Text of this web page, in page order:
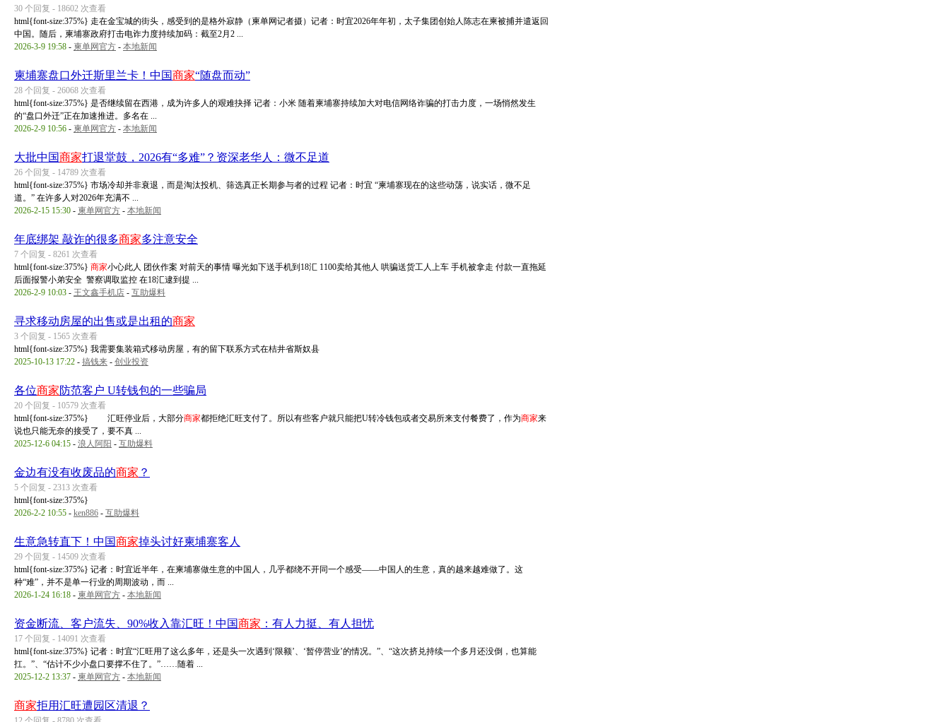
30 个回复 - 18602 次查看
html{font-size:375%} 走在金宝城的街头，感受到的是格外寂静（柬单网记者摄）记者：时宜2026年年初，太子集团创始人陈志在柬被捕并遣返回
中国。随后，柬埔寨政府打击电诈力度持续加码：截至2月2 ...
2026-3-9 19:58 - 柬单网官方 - 本地新闻
柬埔寨盘口外迁斯里兰卡！中国商家“随盘而动”
28 个回复 - 26068 次查看
html{font-size:375%} 是否继续留在西港，成为许多人的艰难抉择 记者：小米 随着柬埔寨持续加大对电信网络诈骗的打击力度，一场悄然发生
的“盘口外迁”正在加速推进。多名在 ...
2026-2-9 10:56 - 柬单网官方 - 本地新闻
大批中国商家打退堂鼓，2026有“多难”？资深老华人：微不足道
26 个回复 - 14789 次查看
html{font-size:375%} 市场冷却并非衰退，而是淘汰投机、筛选真正长期参与者的过程 记者：时宜 “柬埔寨现在的这些动荡，说实话，微不足
道。” 在许多人对2026年充满不 ...
2026-2-15 15:30 - 柬单网官方 - 本地新闻
年底绑架 敲诈的很多商家多注意安全
7 个回复 - 8261 次查看
html{font-size:375%} 商家小心此人 团伙作案 对前天的事情 曝光如下送手机到18汇 1100卖给其他人 哄骗送货工人上车 手机被拿走 付款一直拖延
后面报警小弟安全 警察调取监控 在18汇逮到提 ...
2026-2-9 10:03 - 王文鑫手机店 - 互助爆料
寻求移动房屋的出售或是出租的商家
3 个回复 - 1565 次查看
html{font-size:375%} 我需要集装箱式移动房屋，有的留下联系方式在桔井省斯奴县
2025-10-13 17:22 - 搞钱来 - 创业投资
各位商家防范客户 U转钱包的一些骗局
20 个回复 - 10579 次查看
html{font-size:375%} 汇旺停业后，大部分商家都拒绝汇旺支付了。所以有些客户就只能把U转冷钱包或者交易所来支付餐费了，作为商家来
说也只能无奈的接受了，要不真 ...
2025-12-6 04:15 - 浪人阿阳 - 互助爆料
金边有没有收废品的商家 ？
5 个回复 - 2313 次查看
html{font-size:375%}
2026-2-2 10:55 - ken886 - 互助爆料
生意急转直下！中国商家掉头讨好柬埔寨客人
29 个回复 - 14509 次查看
html{font-size:375%} 记者：时宜近半年，在柬埔寨做生意的中国人，几乎都绕不开同一个感受——中国人的生意，真的越来越难做了。这
种“难”，并不是单一行业的周期波动，而 ...
2026-1-24 16:18 - 柬单网官方 - 本地新闻
资金断流、客户流失、90%收入靠汇旺！中国商家 ：有人力挺、有人担忧
17 个回复 - 14091 次查看
html{font-size:375%} 记者：时宜“汇旺用了这么多年，还是头一次遇到‘限额’、‘暂停营业’的情况。”、“这次挤兑持续一个多月还没倒，也算能
扛。”、“估计不少小盘口要撑不住了。”……随着 ...
2025-12-2 13:37 - 柬单网官方 - 本地新闻
商家拒用汇旺遭园区清退？